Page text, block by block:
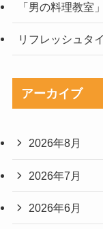
「男の料理教室
リフレッシュタ
アーカイブ
2026年8月
2026年7月
2026年6月